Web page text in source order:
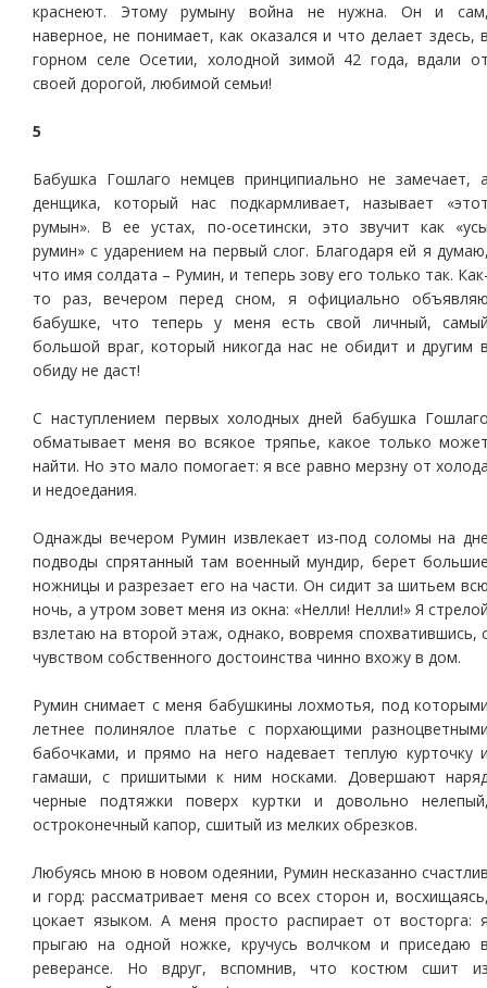
краснеют. Этому румыну война не нужна. Он и
наверное, не понимает, как оказался и что делает здесь,
горном селе Осетии, холодной зимой 42 года, вдали
своей дорогой, любимой семьи!
5
Бабушка Гошлаго немцев принципиально не замечает,
денщика, который нас подкармливает, называет
румын». В ее устах, по-осетински, это звучит как
румин» с ударением на первый слог. Благодаря ей я
что имя солдата – Румин, и теперь зову его только так.
то раз, вечером перед сном, я официально
бабушке, что теперь у меня есть свой личный,
большой враг, который никогда нас не обидит и другим
обиду не даст!
С наступлением первых холодных дней бабушка
обматывает меня во всякое тряпье, какое только
найти. Но это мало помогает: я все равно мерзну от
и недоедания.
Однажды вечером Румин извлекает из-под соломы на
подводы спрятанный там военный мундир, берет
ножницы и разрезает его на части. Он сидит за шитьем
ночь, а утром зовет меня из окна: «Нелли! Нелли!» Я
взлетаю на второй этаж, однако, вовремя спохватившись,
чувством собственного достоинства чинно вхожу в дом.
Румин снимает с меня бабушкины лохмотья, под
летнее полинялое платье с порхающими
бабочками, и прямо на него надевает теплую курточку
гамаши, с пришитыми к ним носками. Довершают
черные подтяжки поверх куртки и довольно
остроконечный капор, сшитый из мелких обрезков.
Любуясь мною в новом одеянии, Румин несказанно
и горд: рассматривает меня со всех сторон и,
цокает языком. А меня просто распирает от восторга:
прыгаю на одной ножке, кручусь волчком и приседаю
реверансе. Но вдруг, вспомнив, что костюм сшит